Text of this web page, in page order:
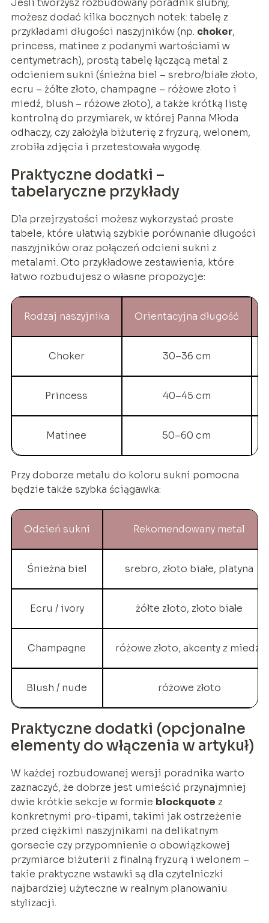
Jeśli tworzysz rozbudowany poradnik ślubny,
możesz dodać kilka bocznych notek: tabelę z
przykładami długości naszyjników (np. choker,
princess, matinee z podanymi wartościami w
centymetrach), prostą tabelę łączącą metal z
odcieniem sukni (śnieżna biel – srebro/białe złoto,
ecru – żółte złoto, champagne – różowe złoto i
miedź, blush – różowe złoto), a także krótką listę
kontrolną do przymiarek, w której Panna Młoda
odhaczy, czy założyła biżuterię z fryzurą, welonem,
zrobiła zdjęcia i przetestowała wygodę.
Praktyczne dodatki –
tabelaryczne przykłady
Dla przejrzystości możesz wykorzystać proste
tabele, które ułatwią szybkie porównanie długości
naszyjników oraz połączeń odcieni sukni z
metalami. Oto przykładowe zestawienia, które
łatwo rozbudujesz o własne propozycje:
Rodzaj naszyjnika Orientacyjna długość
Choker 30–36 cm
Princess 40–45 cm
Matinee 50–60 cm
Przy doborze metalu do koloru sukni pomocna
będzie także szybka ściągawka:
Odcień sukni Rekomendowany metal
Śnieżna biel srebro, złoto białe, platyna
Ecru / ivory żółte złoto, złoto białe
Champagne różowe złoto, akcenty z miedzi
Blush / nude różowe złoto
Praktyczne dodatki (opcjonalne
elementy do włączenia w artykuł)
W każdej rozbudowanej wersji poradnika warto
zaznaczyć, że dobrze jest umieścić przynajmniej
dwie krótkie sekcje w formie blockquote z
konkretnymi pro-tipami, takimi jak ostrzeżenie
przed ciężkimi naszyjnikami na delikatnym
gorsecie czy przypomnienie o obowiązkowej
przymiarce biżuterii z finalną fryzurą i welonem –
takie praktyczne wstawki są dla czytelniczki
najbardziej użyteczne w realnym planowaniu
stylizacji.